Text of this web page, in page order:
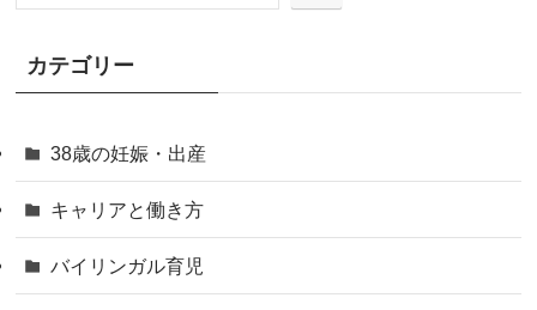
カテゴリー
38歳の妊娠・出産
キャリアと働き方
バイリンガル育児